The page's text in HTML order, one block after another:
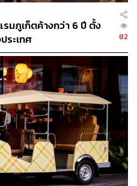
resorts/amanoi
Laos
มภูเก็ตค้างกว่า 6 ปี ตั้ง
ระเทศ
82